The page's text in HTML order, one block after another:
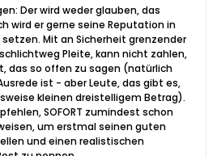
Der wird weder glauben, das
wird er gerne seine Reputation in
Mit an Sicherheit grenzender
Pleite, kann nicht zahlen,
das so offen zu sagen (natürlich
ist - aber Leute, das gibt es,
kleinen dreistelligem Betrag).
SOFORT zumindest schon
um erstmal seinen guten
und einen realistischen